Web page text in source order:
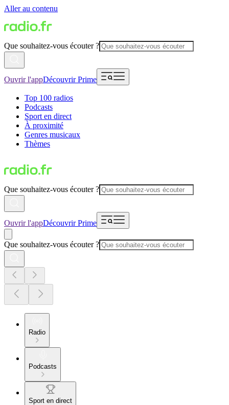
Aller au contenu
Que souhaitez-vous écouter ?
Ouvrir l'appDécouvrir Prime
Top 100 radios
Podcasts
Sport en direct
À proximité
Genres musicaux
Thèmes
Que souhaitez-vous écouter ?
Ouvrir l'appDécouvrir Prime
Que souhaitez-vous écouter ?
Radio
Podcasts
Sport en direct